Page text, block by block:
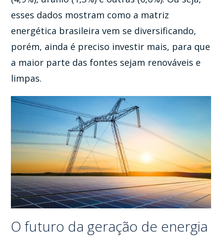
esses dados mostram como a matriz
energética brasileira vem se diversificando,
porém, ainda é preciso investir mais, para que
a maior parte das fontes sejam renováveis e
limpas.
O futuro da geração de energia